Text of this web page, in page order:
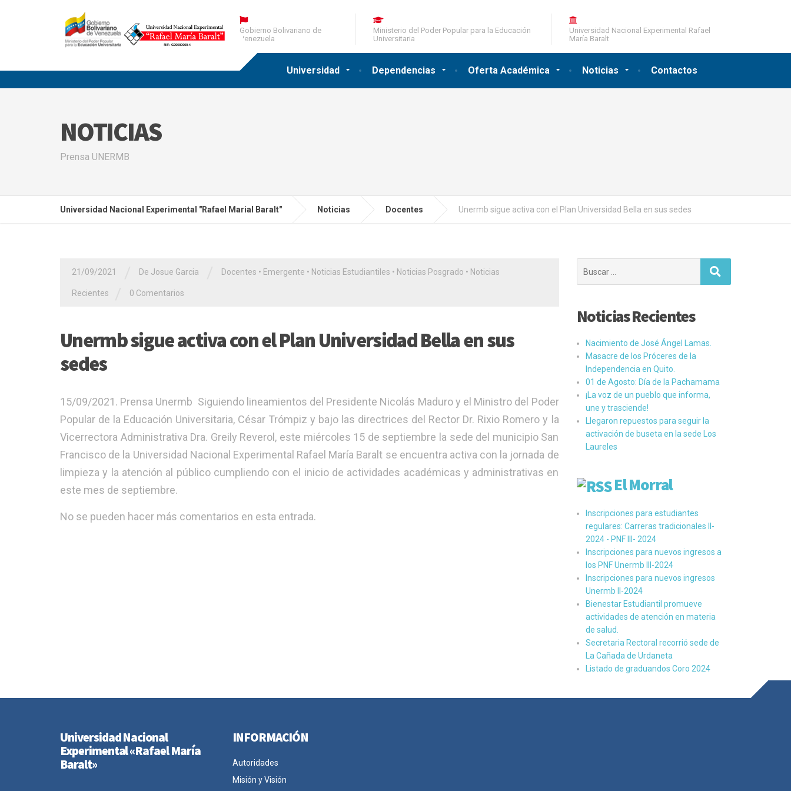
Universidad Dependencias Oferta Académica Noticias Contactos
Gobierno Bolivariano de
Venezuela
Ministerio del Poder Popular para la Educación
Universitaria
Universidad Nacional Experimental Rafael
María Baralt
NOTICIAS
Prensa UNERMB
Universidad Nacional Experimental "Rafael Marial Baralt" Noticias Docentes Unermb sigue activa con el Plan Universidad Bella en sus sedes
21/09/2021 De Josue Garcia Docentes • Emergente • Noticias Estudiantiles • Noticias Posgrado • Noticias
Recientes 0 Comentarios
Unermb sigue activa con el Plan Universidad Bella en sus
sedes
15/09/2021. Prensa Unermb Siguiendo lineamientos del Presidente Nicolás Maduro y el Ministro del Poder
Popular de la Educación Universitaria, César Trómpiz y bajo las directrices del Rector Dr. Rixio Romero y la
Vicerrectora Administrativa Dra. Greily Reverol, este miércoles 15 de septiembre la sede del municipio San
Francisco de la Universidad Nacional Experimental Rafael María Baralt se encuentra activa con la jornada de
limpieza y la atención al público cumpliendo con el inicio de actividades académicas y administrativas en
este mes de septiembre.
No se pueden hacer más comentarios en esta entrada.
Noticias Recientes
Nacimiento de José Ángel Lamas.
Masacre de los Próceres de la
Independencia en Quito.
01 de Agosto: Día de la Pachamama
¡La voz de un pueblo que informa,
une y trasciende!
Llegaron repuestos para seguir la
activación de buseta en la sede Los
Laureles
El Morral
Inscripciones para estudiantes
regulares: Carreras tradicionales II-
2024 - PNF III- 2024
Inscripciones para nuevos ingresos a
los PNF Unermb III-2024
Inscripciones para nuevos ingresos
Unermb II-2024
Bienestar Estudiantil promueve
actividades de atención en materia
de salud.
Secretaria Rectoral recorrió sede de
La Cañada de Urdaneta
Listado de graduandos Coro 2024
Universidad Nacional
Experimental «Rafael María
Baralt»
INFORMACIÓN
Autoridades
Misión y Visión